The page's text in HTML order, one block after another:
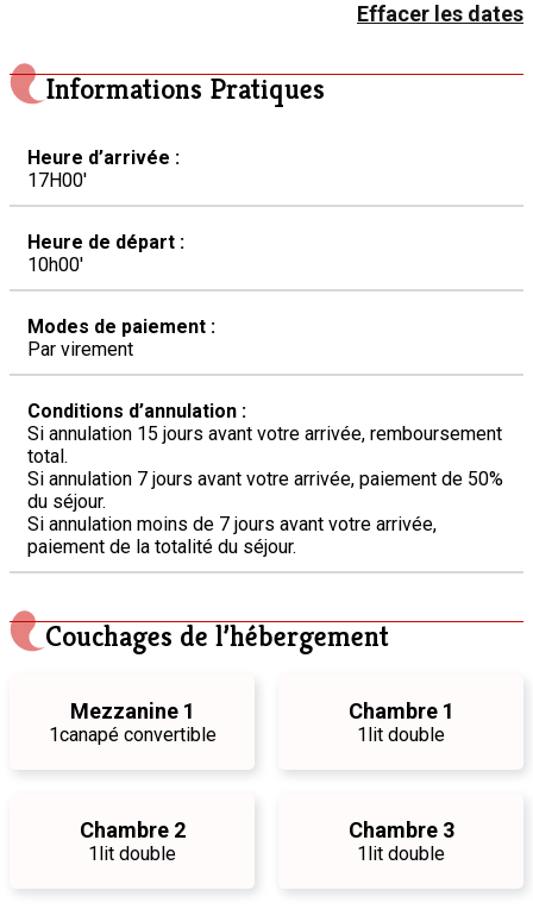
Effacer les dates
Informations Pratiques
Heure d’arrivée :
17H00′
Heure de départ :
10h00′
Modes de paiement :
Par virement
Conditions d’annulation :
Si annulation 15 jours avant votre arrivée, remboursement
total.
Si annulation 7 jours avant votre arrivée, paiement de 50%
du séjour.
Si annulation moins de 7 jours avant votre arrivée,
paiement de la totalité du séjour.
Couchages de l’hébergement
Mezzanine 1
1canapé convertible
Chambre 1
1lit double
Chambre 2
1lit double
Chambre 3
1lit double